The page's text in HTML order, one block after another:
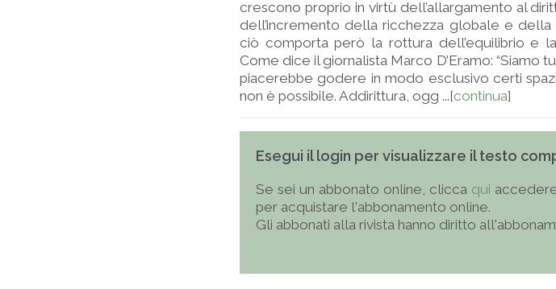
crescono proprio in virtù dell’allargamento al
dell’incremento della ricchezza globale e della
ciò comporta però la rottura dell’equilibrio e
Come dice il giornalista Marco D’Eramo: “Siamo
piacerebbe godere in modo esclusivo certi
non è possibile. Addirittura, ogg ...[continua]
Esegui il login per visualizzare il testo
Se sei un abbonato online, clicca qui
per acquistare l'abbonamento online.
Gli abbonati alla rivista hanno diritto